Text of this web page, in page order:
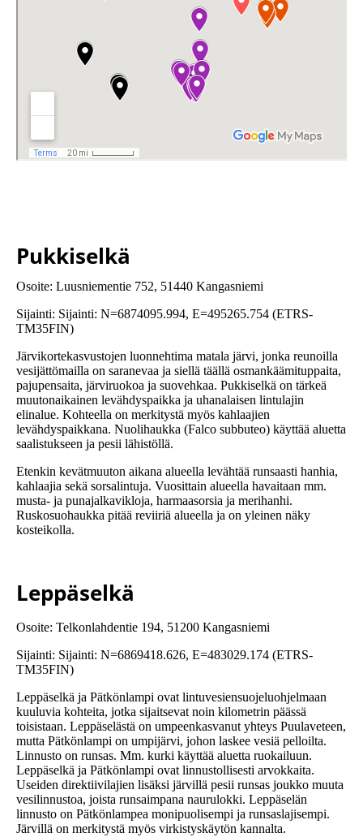
Pukkiselkä
Osoite: Luusniementie 752, 51440 Kangasniemi
Sijainti: Sijainti: N=6874095.994, E=495265.754 (ETRS-
TM35FIN)
Järvikortekasvustojen luonnehtima matala järvi, jonka reunoilla
vesijättömailla on saranevaa ja siellä täällä osmankäämituppaita,
pajupensaita, järviruokoa ja suovehkaa. Pukkiselkä on tärkeä
muutonaikainen levähdyspaikka ja uhanalaisen lintulajin
elinalue. Kohteella on merkitystä myös kahlaajien
levähdyspaikkana. Nuolihaukka (Falco subbuteo) käyttää aluetta
saalistukseen ja pesii lähistöllä.
Etenkin kevätmuuton aikana alueella levähtää runsaasti hanhia,
kahlaajia sekä sorsalintuja. Vuosittain alueella havaitaan mm.
musta- ja punajalkavikloja, harmaasorsia ja merihanhi.
Ruskosuohaukka pitää reviiriä alueella ja on yleinen näky
kosteikolla.
Leppäselkä
Osoite: Telkonlahdentie 194, 51200 Kangasniemi
Sijainti: Sijainti: N=6869418.626, E=483029.174 (ETRS-
TM35FIN)
Leppäselkä ja Pätkönlampi ovat lintuvesiensuojeluohjelmaan
kuuluvia kohteita, jotka sijaitsevat noin kilometrin päässä
toisistaan. Leppäselästä on umpeenkasvanut yhteys Puulaveteen,
mutta Pätkönlampi on umpijärvi, johon laskee vesiä pelloilta.
Linnusto on runsas. Mm. kurki käyttää aluetta ruokailuun.
Leppäselkä ja Pätkönlampi ovat linnustollisesti arvokkaita.
Useiden direktiivilajien lisäksi järvillä pesii runsas joukko muuta
vesilinnustoa, joista runsaimpana naurulokki. Leppäselän
linnusto on Pätkönlampea monipuolisempi ja runsaslajisempi.
Järvillä on merkitystä myös virkistyskäytön kannalta.